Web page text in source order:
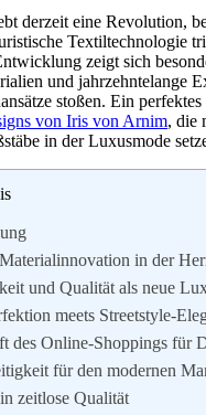
derzeit eine Revolution,
Textiltechnologie
zeigt sich
und jahrzehntelange
stoßen. Ein
von Iris von Arnim, die
in der Luxusmode
in der
und Qualität als neue
meets Streetstyle-
des Online-Shoppings für
für den modernen
zeitlose Qualität